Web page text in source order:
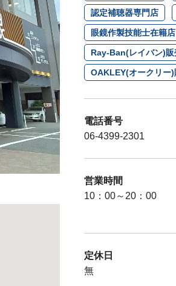
認定補聴器専門店
眼鏡作製技能士在籍店
Ray-Ban(レイバン)
OAKLEY(オークリー
電話番号
06-4399-2301
営業時間
10：00～20：00
定休日
無